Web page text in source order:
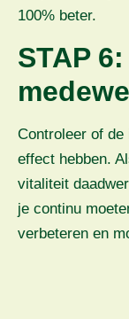
100% beter.
STAP
Controleer of
effect hebben.
vitaliteit
je continu
verbeteren en